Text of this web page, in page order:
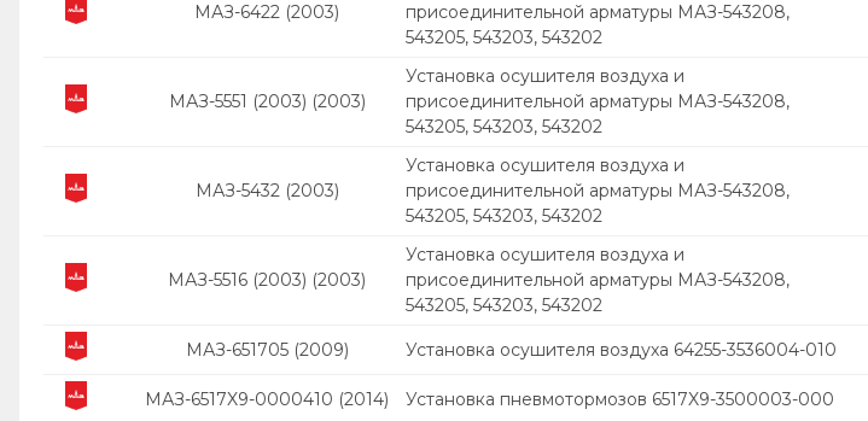
МАЗ-6422 (2003)
присоединительной арматуры МАЗ-543208,
543205, 543203, 543202
МАЗ-5551 (2003) (2003)
Установка осушителя воздуха и
присоединительной арматуры МАЗ-543208,
543205, 543203, 543202
МАЗ-5432 (2003)
Установка осушителя воздуха и
присоединительной арматуры МАЗ-543208,
543205, 543203, 543202
МАЗ-5516 (2003) (2003)
Установка осушителя воздуха и
присоединительной арматуры МАЗ-543208,
543205, 543203, 543202
МАЗ-651705 (2009) Установка осушителя воздуха 64255-3536004-010
МАЗ-6517X9-0000410 (2014) Установка пневмотормозов 6517X9-3500003-000